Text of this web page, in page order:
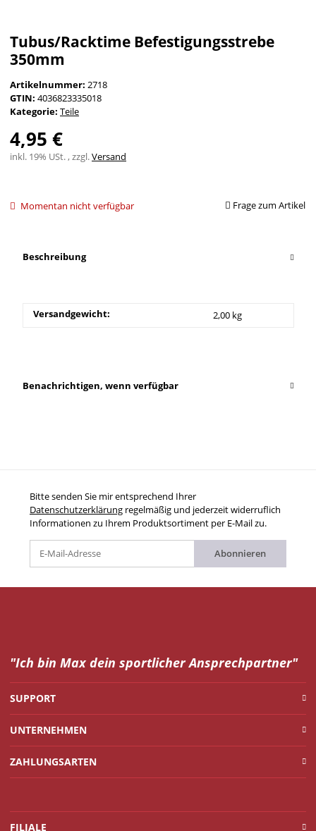
Tubus/Racktime Befestigungsstrebe
350mm
Artikelnummer: 2718
GTIN: 4036823335018
Kategorie: Teile
4,95 €
inkl. 19% USt. , zzgl.Versand
Momentan nicht verfügbar Frage zum Artikel
Beschreibung
Versandgewicht: 2,00 kg
Benachrichtigen, wenn verfügbar
Bitte senden Sie mir entsprechend Ihrer
Datenschutzerklärung regelmäßig und jederzeit widerruflich
Informationen zu Ihrem Produktsortiment per E-Mail zu.
Abonnieren
"Ich bin Max dein sportlicher Ansprechpartner"
SUPPORT
UNTERNEHMEN
ZAHLUNGSARTEN
FILIALE